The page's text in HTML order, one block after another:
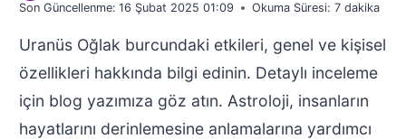
Son Güncellenme: 16 Şubat 2025 01:09 Okuma Süresi: 7 dakika
Uranüs Oğlak burcundaki etkileri, genel ve kişisel
özellikleri hakkında bilgi edinin. Detaylı inceleme
için blog yazımıza göz atın. Astroloji, insanların
hayatlarını derinlemesine anlamalarına yardımcı